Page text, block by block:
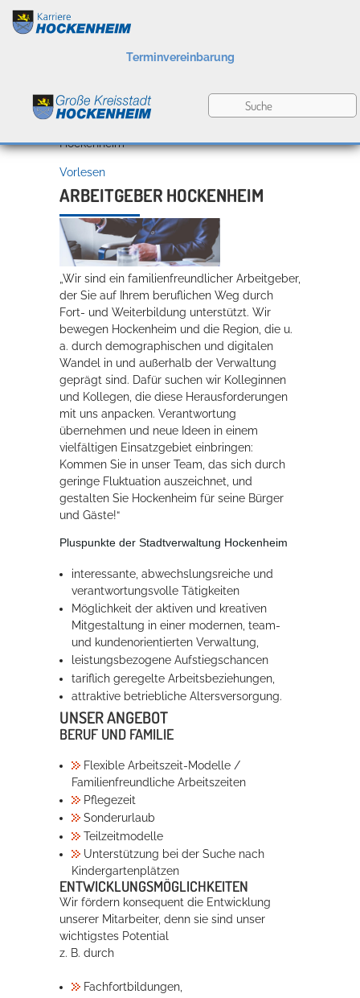
Berufsbilder
Ausbildung und
Praktika
O-Töne
Terminvereinbarung
Karriere in Hockenheim
Karriere in Hockenheim
Karriere in Hockenheim
Hockenheim
Vorlesen
ARBEITGEBER HOCKENHEIM
„Wir sind ein familienfreundlicher Arbeitgeber,
der Sie auf Ihrem beruflichen Weg durch
Fort- und Weiterbildung unterstützt. Wir
bewegen Hockenheim und die Region, die u.
a. durch demographischen und digitalen
Wandel in und außerhalb der Verwaltung
geprägt sind. Dafür suchen wir Kolleginnen
und Kollegen, die diese Herausforderungen
mit uns anpacken. Verantwortung
übernehmen und neue Ideen in einem
vielfältigen Einsatzgebiet einbringen:
Kommen Sie in unser Team, das sich durch
geringe Fluktuation auszeichnet, und
gestalten Sie Hockenheim für seine Bürger
und Gäste!“
Pluspunkte der Stadtverwaltung Hockenheim
interessante, abwechslungsreiche und
verantwortungsvolle Tätigkeiten
Möglichkeit der aktiven und kreativen
Mitgestaltung in einer modernen, team-
und kundenorientierten Verwaltung,
leistungsbezogene Aufstiegschancen
tariflich geregelte Arbeitsbeziehungen,
attraktive betriebliche Altersversorgung.
UNSER ANGEBOT
BERUF UND FAMILIE
Flexible Arbeitszeit-Modelle /
Familienfreundliche Arbeitszeiten
Pflegezeit
Sonderurlaub
Teilzeitmodelle
Unterstützung bei der Suche nach
Kindergartenplätzen
ENTWICKLUNGSMÖGLICHKEITEN
Wir fördern konsequent die Entwicklung
unserer Mitarbeiter, denn sie sind unser
wichtigstes Potential
z. B. durch
Fachfortbildungen,